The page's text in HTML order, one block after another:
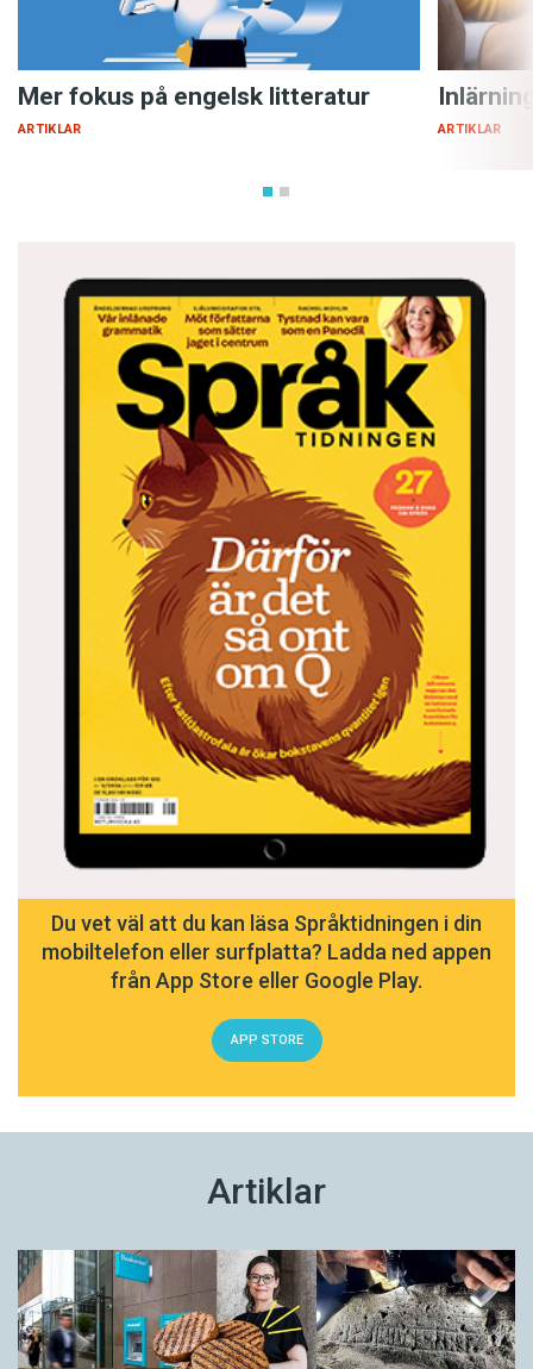
Mer fokus på engelsk litteratur
ARTIKLAR ARTIKLAR
Du vet väl att du kan läsa Språktidningen i din
mobiltelefon eller surfplatta? Ladda ned appen
från App Store eller Google Play.
APP STORE
Artiklar